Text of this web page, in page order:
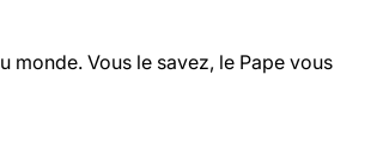
monde. Vous le savez, le Pape vous